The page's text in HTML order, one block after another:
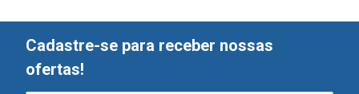
Cadastre-se para receber nossas
ofertas!